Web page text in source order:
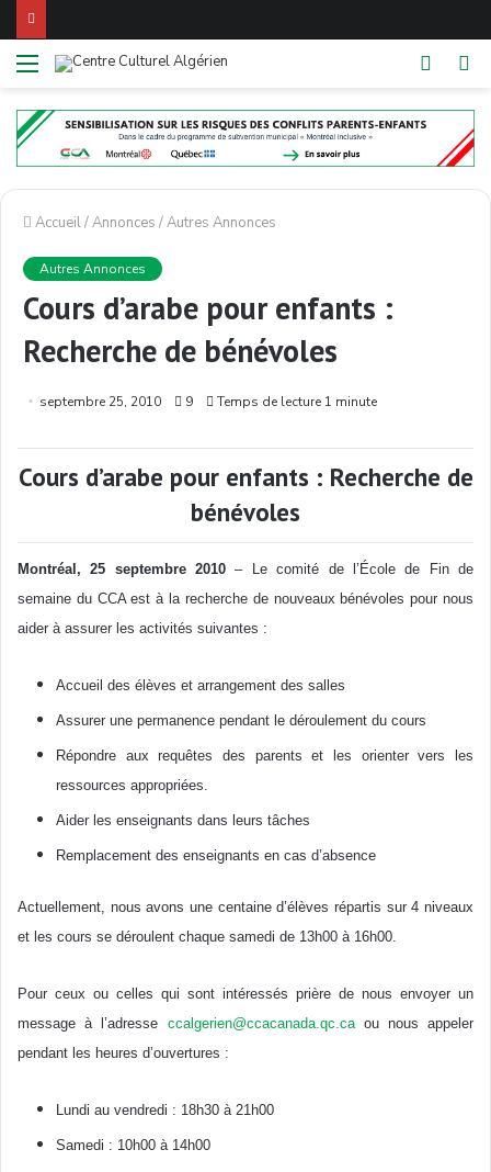
Menu
Switch
Accueil/Annonces /Autres Annonces
Autres Annonces
Cours d’arabe pour enfants :
Recherche de bénévoles
septembre 25, 2010 9 Temps de lecture 1 minute
Cours d’arabe pour enfants : Recherche de
bénévoles
Montréal, 25 septembre 2010 – Le comité de l’École de Fin de
semaine du CCA est à la recherche de nouveaux bénévoles pour nous
aider à assurer les activités suivantes :
Accueil des élèves et arrangement des salles
Assurer une permanence pendant le déroulement du cours
Répondre aux requêtes des parents et les orienter vers les
ressources appropriées.
Aider les enseignants dans leurs tâches
Remplacement des enseignants en cas d’absence
Actuellement, nous avons une centaine d’élèves répartis sur 4 niveaux
et les cours se déroulent chaque samedi de 13h00 à 16h00.
Pour ceux ou celles qui sont intéressés prière de nous envoyer un
message à l’adresse ccalgerien@ccacanada.qc.caou nous appeler
pendant les heures d’ouvertures :
Lundi au vendredi : 18h30 à 21h00
Samedi : 10h00 à 14h00